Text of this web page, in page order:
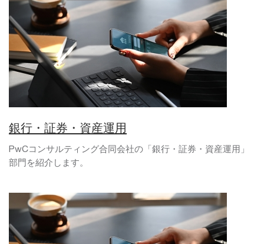
銀行・証券・資産運用
PwCコンサルティング合同会社の「銀行・証券・資産運用」
部門を紹介します。